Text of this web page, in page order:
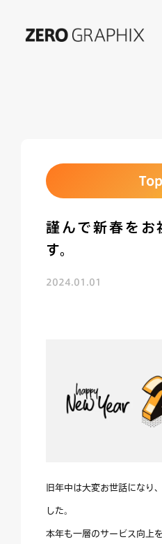
謹んで新春をお
す。
2024.01.01
旧年中は大変お世話になり
した。
本年も一層のサービス向上